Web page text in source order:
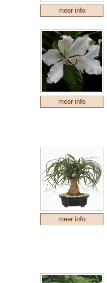
meer info
meer info
meer info